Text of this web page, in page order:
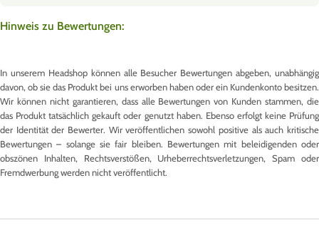
Hinweis zu Bewertungen:
In unserem Headshop können alle Besucher Bewertungen abgeben, unabhängig
davon, ob sie das Produkt bei uns erworben haben oder ein Kundenkonto besitzen.
Wir können nicht garantieren, dass alle Bewertungen von Kunden stammen, die
das Produkt tatsächlich gekauft oder genutzt haben. Ebenso erfolgt keine Prüfung
der Identität der Bewerter. Wir veröffentlichen sowohl positive als auch kritische
Bewertungen – solange sie fair bleiben. Bewertungen mit beleidigenden oder
obszönen Inhalten, Rechtsverstößen, Urheberrechtsverletzungen, Spam oder
Fremdwerbung werden nicht veröffentlicht.